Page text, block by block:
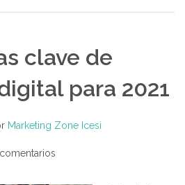
clave de
para 2021
Marketing Zone Icesi